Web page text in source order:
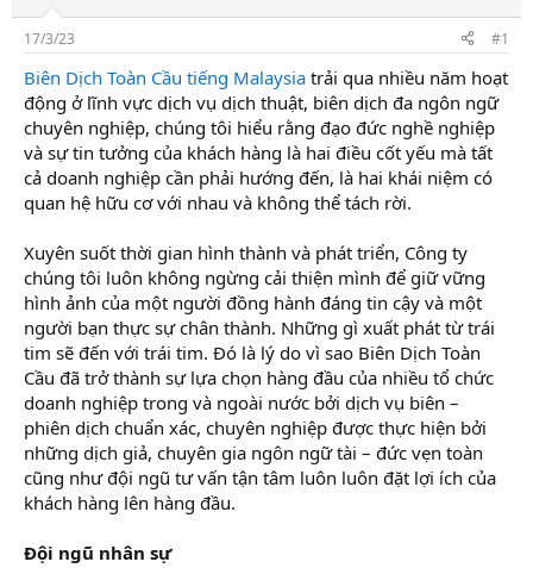
s
t
a
r
t
e
r
17/3/23 #1
Biên Dịch Toàn Cầu tiếng Malaysia trải qua nhiều năm hoạt
động ở lĩnh vực dịch vụ dịch thuật, biên dịch đa ngôn ngữ
chuyên nghiệp, chúng tôi hiểu rằng đạo đức nghề nghiệp
và sự tin tưởng của khách hàng là hai điều cốt yếu mà tất
cả doanh nghiệp cần phải hướng đến, là hai khái niệm có
quan hệ hữu cơ với nhau và không thể tách rời.
Xuyên suốt thời gian hình thành và phát triển, Công ty
chúng tôi luôn không ngừng cải thiện mình để giữ vững
hình ảnh của một người đồng hành đáng tin cậy và một
người bạn thực sự chân thành. Những gì xuất phát từ trái
tim sẽ đến với trái tim. Đó là lý do vì sao Biên Dịch Toàn
Cầu đã trở thành sự lựa chọn hàng đầu của nhiều tổ chức
doanh nghiệp trong và ngoài nước bởi dịch vụ biên –
phiên dịch chuẩn xác, chuyên nghiệp được thực hiện bởi
những dịch giả, chuyên gia ngôn ngữ tài – đức vẹn toàn
cũng như đội ngũ tư vấn tận tâm luôn luôn đặt lợi ích của
khách hàng lên hàng đầu.
Đội ngũ nhân sự